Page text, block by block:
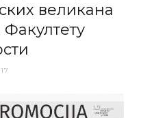
вeликaнa
Фaкултeту